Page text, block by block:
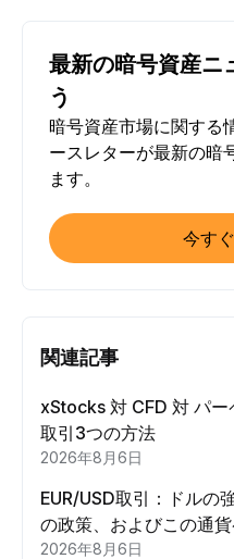
最新の暗号資産ニ
う
暗号資産市場に関する
ースレターが最新の暗
ます。
今す
関連記事
xStocks 対 CFD 対 パ
取引3つの方法
2026年8月6日
EUR/USD取引：ドルの
の政策、およびこの通
2026年8月6日